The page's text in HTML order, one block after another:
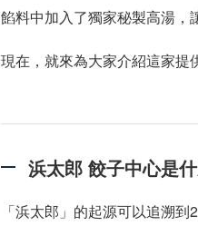
餡料中加入了獨家秘製高湯，
現在，就來為大家介紹這家
浜太郎 餃子中心是
「浜太郎」的起源可以追溯到